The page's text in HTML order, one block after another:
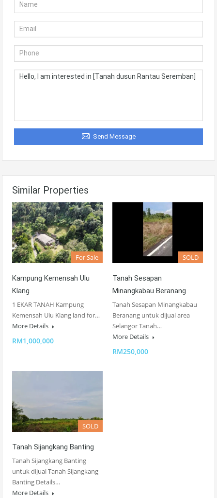
Send Message
Similar Properties
For Sale
Kampung Kemensah Ulu
Klang
1 EKAR TANAH Kampung
Kemensah Ulu Klang land for…
More Details
RM1,000,000
SOLD
Tanah Sesapan
Minangkabau Beranang
Tanah Sesapan Minangkabau
Beranang untuk dijual area
Selangor Tanah…
More Details
RM250,000
SOLD
Tanah Sijangkang Banting
Tanah Sijangkang Banting
untuk dijual Tanah Sijangkang
Banting Details…
More Details